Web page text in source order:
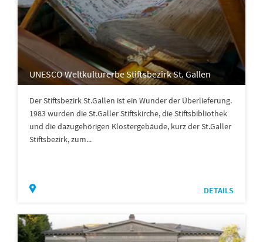
UNESCO Weltkulturerbe Stiftsbezirk St. Gallen
Der Stiftsbezirk St.Gallen ist ein Wunder der Überlieferung.
1983 wurden die St.Galler Stiftskirche, die Stiftsbibliothek
und die dazugehörigen Klostergebäude, kurz der St.Galler
Stiftsbezirk, zum...
DETAILS